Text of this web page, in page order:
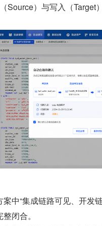
Source）与写入（Target
中“集成链路可见、开发
闭合。